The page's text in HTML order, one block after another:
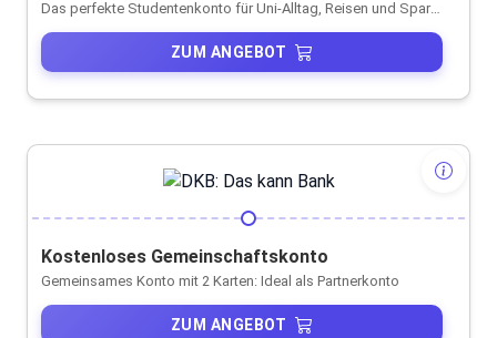
ZUM ANGEBOT
Kostenloses Gemeinschaftskonto
Gemeinsames Konto mit 2 Karten: Ideal als Partnerkonto
ZUM ANGEBOT